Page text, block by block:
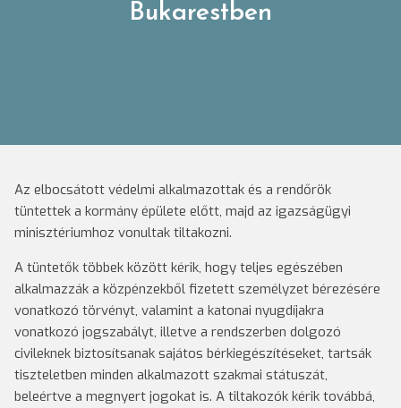
Bukarestben
Az elbocsátott védelmi alkalmazottak és a rendőrök
tüntettek a kormány épülete előtt, majd az igazságügyi
minisztériumhoz vonultak tiltakozni.
A tüntetők többek között kérik, hogy teljes egészében
alkalmazzák a közpénzekből fizetett személyzet bérezésére
vonatkozó törvényt, valamint a katonai nyugdíjakra
vonatkozó jogszabályt, illetve a rendszerben dolgozó
civileknek biztosítsanak sajátos bérkiegészítéseket, tartsák
tiszteletben minden alkalmazott szakmai státuszát,
beleértve a megnyert jogokat is. A tiltakozók kérik továbbá,